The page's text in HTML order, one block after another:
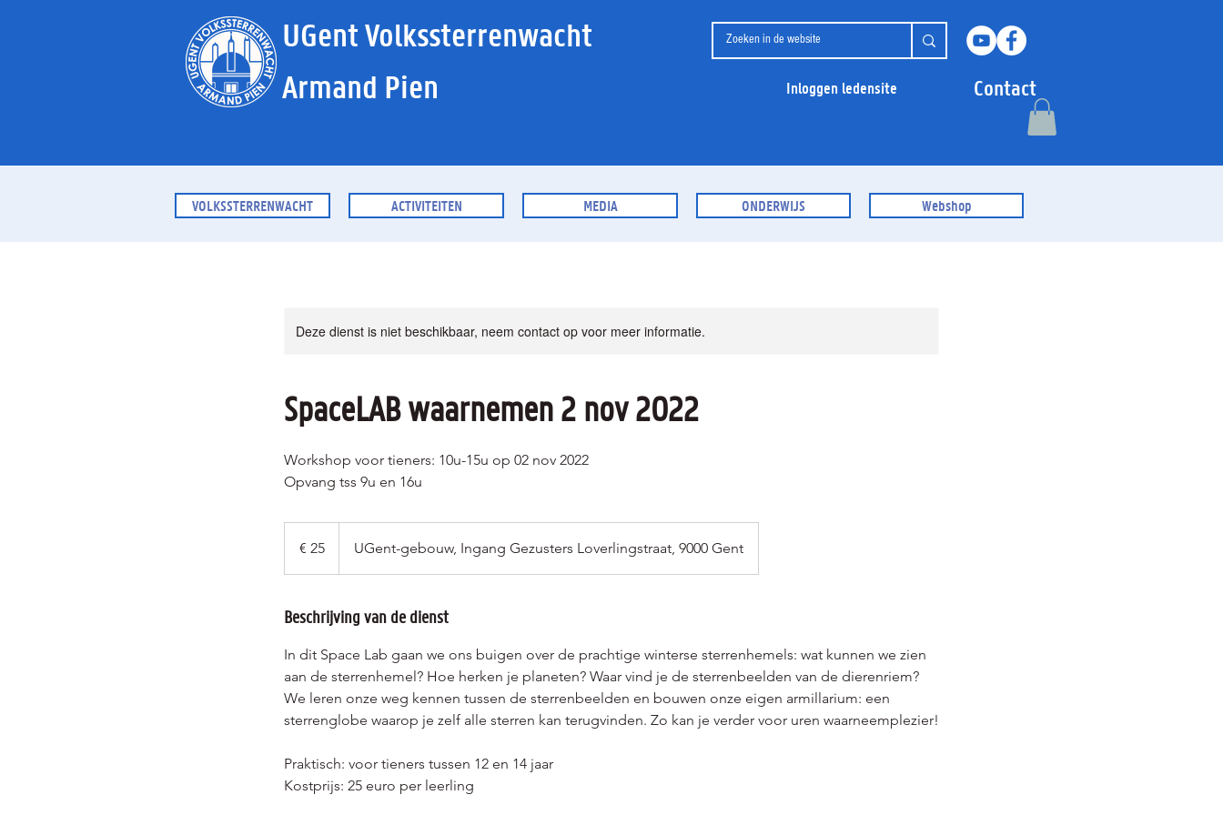
UGent Volkssterrenwacht
Armand Pien
Inloggen ledensite Contact
VOLKSSTERRENWACHT ACTIVITEITEN MEDIA ONDERWIJS Webshop
Deze dienst is niet beschikbaar, neem contact op voor meer informatie.
SpaceLAB waarnemen 2 nov 2022
Workshop voor tieners: 10u-15u op 02 nov 2022
Opvang tss 9u en 16u
€ 25 UGent-gebouw, Ingang Gezusters Loverlingstraat, 9000 Gent
Beschrijving van de dienst
In dit Space Lab gaan we ons buigen over de prachtige winterse sterrenhemels: wat kunnen we zien
aan de sterrenhemel? Hoe herken je planeten? Waar vind je de sterrenbeelden van de dierenriem?
We leren onze weg kennen tussen de sterrenbeelden en bouwen onze eigen armillarium: een
sterrenglobe waarop je zelf alle sterren kan terugvinden. Zo kan je verder voor uren waarneemplezier!
Praktisch: voor tieners tussen 12 en 14 jaar
Kostprijs: 25 euro per leerling